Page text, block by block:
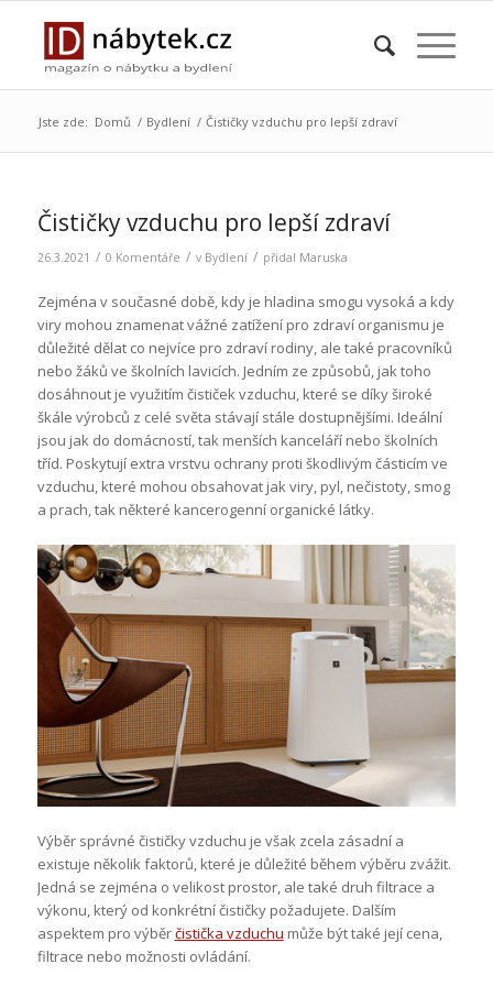
Jste zde: Domů / Bydlení / Čističky vzduchu pro lepší zdraví
Čističky vzduchu pro lepší zdraví
26.3.2021 / 0 Komentáře / v Bydlení / přidal Maruska
Zejména v současné době, kdy je hladina smogu vysoká a kdy
viry mohou znamenat vážné zatížení pro zdraví organismu je
důležité dělat co nejvíce pro zdraví rodiny, ale také pracovníků
nebo žáků ve školních lavicích. Jedním ze způsobů, jak toho
dosáhnout je využitím čističek vzduchu, které se díky široké
škále výrobců z celé světa stávají stále dostupnějšími. Ideální
jsou jak do domácností, tak menších kanceláří nebo školních
tříd. Poskytují extra vrstvu ochrany proti škodlivým částicím ve
vzduchu, které mohou obsahovat jak viry, pyl, nečistoty, smog
a prach, tak některé kancerogenní organické látky.
Výběr správné čističky vzduchu je však zcela zásadní a
existuje několik faktorů, které je důležité během výběru zvážit.
Jedná se zejména o velikost prostor, ale také druh filtrace a
výkonu, který od konkrétní čističky požadujete. Dalším
aspektem pro výběrčistička vzduchu může být také její cena,
filtrace nebo možnosti ovládání.